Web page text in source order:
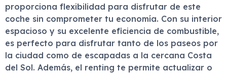
proporciona flexibilidad para disfrutar de este
coche sin comprometer tu economía. Con su interior
espacioso y su excelente eficiencia de combustible,
es perfecto para disfrutar tanto de los paseos por
la ciudad como de escapadas a la cercana Costa
del Sol. Además, el renting te permite actualizar o